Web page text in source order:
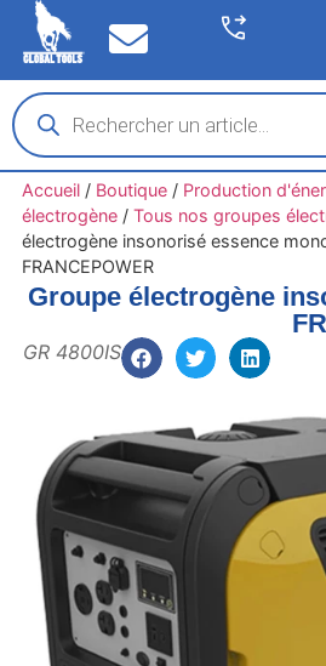
Accueil/ Boutique/ Production
électrogène/ Tous nos groupes
électrogène insonorisé essence
FRANCEPOWER
Groupe électrogène
GR 4800IS